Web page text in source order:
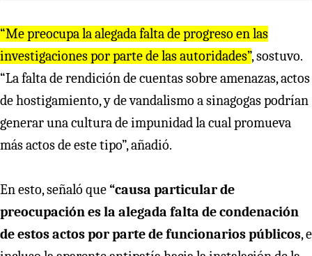
“Me preocupa la alegada falta de progreso en las
investigaciones por parte de las autoridades”, sostuvo.
“La falta de rendición de cuentas sobre amenazas, actos
de hostigamiento, y de vandalismo a sinagogas podrían
generar una cultura de impunidad la cual promueva
más actos de este tipo”, añadió.
En esto, señaló que“causa particular de
preocupación es la alegada falta de condenación
de estos actos por parte de funcionarios públicos, e